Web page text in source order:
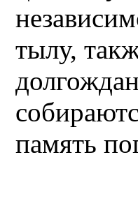
тылу,
память